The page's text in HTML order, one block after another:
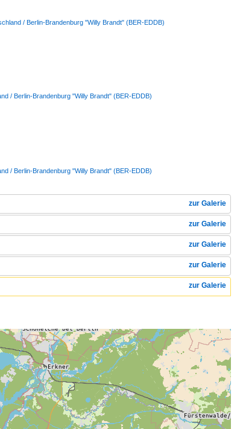
/ Berlin-Brandenburg "Willy Brandt" (BER-EDDB)
/ Berlin-Brandenburg "Willy Brandt" (BER-EDDB)
/ Berlin-Brandenburg "Willy Brandt" (BER-EDDB)
zur Galerie
zur Galerie
zur Galerie
zur Galerie
zur Galerie